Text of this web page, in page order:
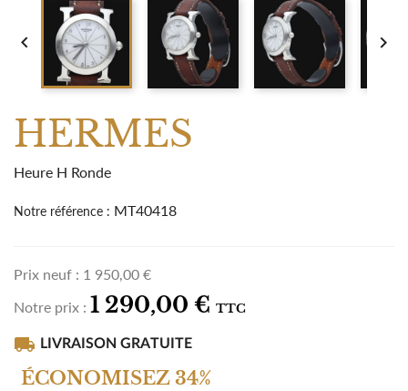
 
HERMES
Heure H Ronde
Notre référence : MT40418
Prix neuf : 1 950,00 €
Notre prix : 1 290,00 € TTC
local_shipping LIVRAISON GRATUITE
ÉCONOMISEZ 34%